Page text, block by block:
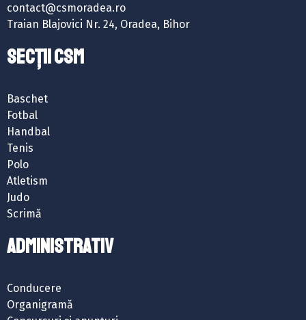
contact@csmoradea.ro
Traian Blajovici Nr. 24, Oradea, Bihor
SECȚII CSM
Baschet
Fotbal
Handbal
Tenis
Polo
Atletism
Judo
Scrimă
ADMINISTRATIV
Conducere
Organigramă